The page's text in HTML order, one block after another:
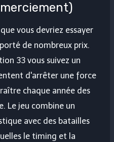
vous devriez essayer
de nombreux prix.
33 vous suivez un
d'arrêter une force
chaque année des
Le jeu combine un
avec des batailles
le timing et la